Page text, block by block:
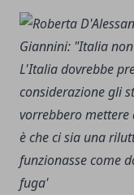
L'Italia dovrebbe
considerazione gli
vorrebbero
è che ci sia una
funzionasse come
fuga'